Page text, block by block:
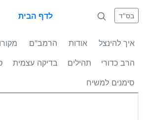
לדף הבית בס"ד
איך להינצל אודות הרמב"ם
הרב כדורי
תהילים בדיקה עצמית
סימנים למשיח